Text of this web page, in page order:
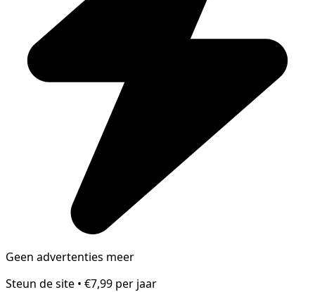
Geen advertenties meer
Steun de site • €7,99 per jaar